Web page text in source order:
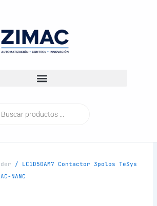
/ LC1D50AM7 Contactor 3polos TeSys
NANC